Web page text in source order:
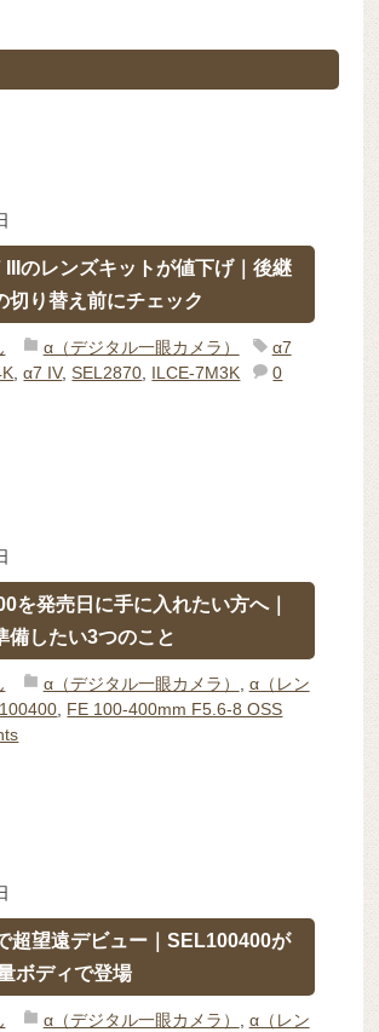
のレンズキットが値下げ｜後継
切り替え前にチェック
α（デジタル一眼カメラ）
α7
,α7 IV,SEL2870 ILCE-7M3K
0
を発売日に手に入れたい方へ｜
備したい3つのこと
α（デジタル一眼カメラ）
α（レン
FE 100-400mm F5.6-8 OSS
超望遠デビュー｜SEL100400が
ボディで登場
α（デジタル一眼カメラ）
α（レン